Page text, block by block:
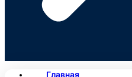
Главная